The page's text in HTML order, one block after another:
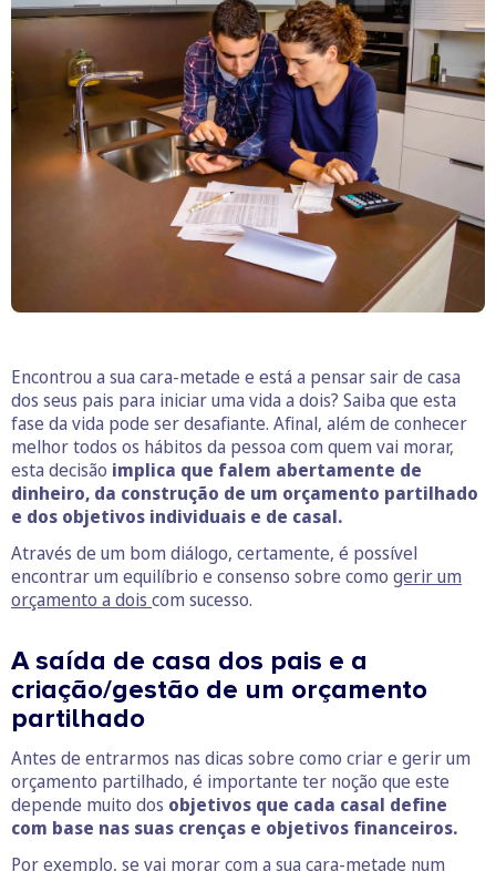
Encontrou a sua cara-metade e está a pensar sair de casa
dos seus pais para iniciar uma vida a dois? Saiba que esta
fase da vida pode ser desafiante. Afinal, além de conhecer
melhor todos os hábitos da pessoa com quem vai morar,
esta decisão implica que falem abertamente de
dinheiro, da construção de um orçamento partilhado
e dos objetivos individuais e de casal.
Através de um bom diálogo, certamente, é possível
encontrar um equilíbrio e consenso sobre como gerir um
orçamento a dois com sucesso.
A saída de casa dos pais e a
criação/gestão de um orçamento
partilhado
Antes de entrarmos nas dicas sobre como criar e gerir um
orçamento partilhado, é importante ter noção que este
depende muito dos objetivos que cada casal define
com base nas suas crenças e objetivos financeiros.
Por exemplo, se vai morar com a sua cara-metade num